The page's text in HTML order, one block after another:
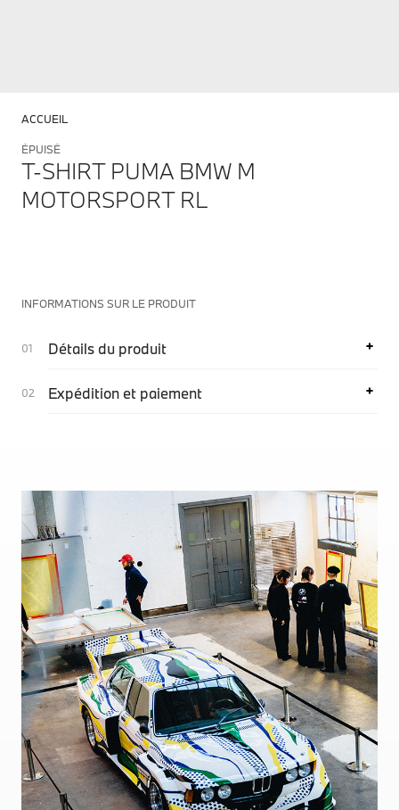
ACCUEIL
ÉPUISÉ
T-SHIRT PUMA BMW M
MOTORSPORT RL
INFORMATIONS SUR LE PRODUIT
Détails du produit
Expédition et paiement